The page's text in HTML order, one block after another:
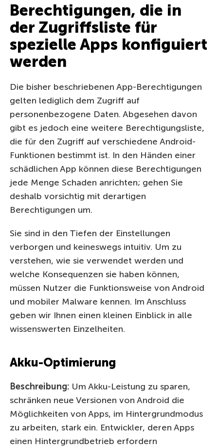
Berechtigungen, die in
der Zugriffsliste für
spezielle Apps konfiguiert
werden
Die bisher beschriebenen App-Berechtigungen
gelten lediglich dem Zugriff auf
personenbezogene Daten. Abgesehen davon
gibt es jedoch eine weitere Berechtigungsliste,
die für den Zugriff auf verschiedene Android-
Funktionen bestimmt ist. In den Händen einer
schädlichen App können diese Berechtigungen
jede Menge Schaden anrichten; gehen Sie
deshalb vorsichtig mit derartigen
Berechtigungen um.
Sie sind in den Tiefen der Einstellungen
verborgen und keineswegs intuitiv. Um zu
verstehen, wie sie verwendet werden und
welche Konsequenzen sie haben können,
müssen Nutzer die Funktionsweise von Android
und mobiler Malware kennen. Im Anschluss
geben wir Ihnen einen kleinen Einblick in alle
wissenswerten Einzelheiten.
Akku-Optimierung
Beschreibung: Um Akku-Leistung zu sparen,
schränken neue Versionen von Android die
Möglichkeiten von Apps, im Hintergrundmodus
zu arbeiten, stark ein. Entwickler, deren Apps
einen Hintergrundbetrieb erfordern